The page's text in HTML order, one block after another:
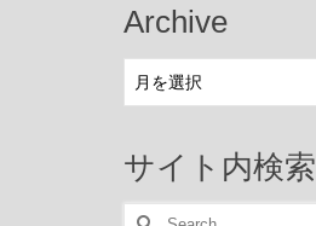
Archive
サイト内検索
Search